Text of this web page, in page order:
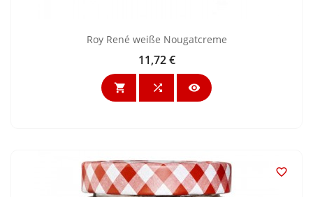
Roy René weiße Nougatcreme
Preis
11,72 €
  
